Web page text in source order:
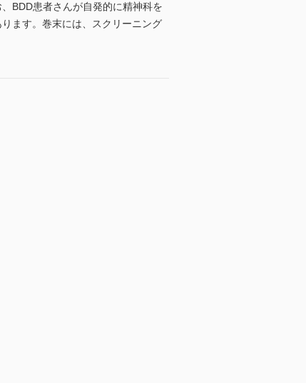
BDD患者さんが自発的に精神科を
ます。巻末には、スクリーニング